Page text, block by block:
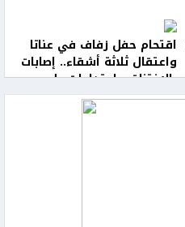
اقتحام حفل زفاف في عناتا
واعتقال ثلاثة أشقاء.. إصابات
بالاختناق واعتداءات على
المواطنين